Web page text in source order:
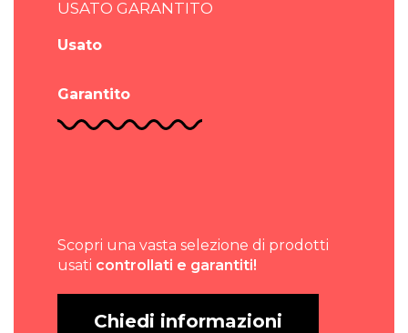
USATO GARANTITO
Usato
Garantito
Scopri una vasta selezione di prodotti
usati controllati e garantiti!
Chiedi informazioni